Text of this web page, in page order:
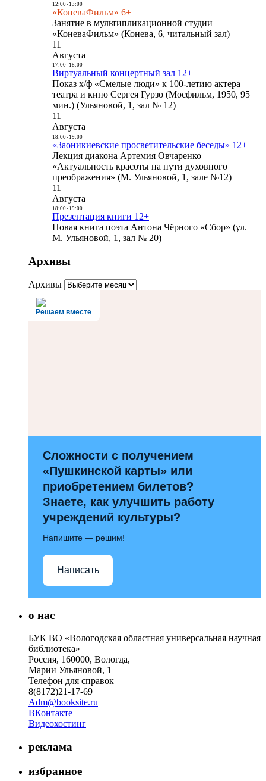
12:00- 13:00
«КоневаФильм» 6+
Занятие в мультипликационной студии
«КоневаФильм» (Конева, 6, читальный зал)
11
Августа
17:00- 18:00
Виртуальный концертный зал 12+
Показ х/ф «Смелые люди» к 100-летию актера
театра и кино Сергея Гурзо (Мосфильм, 1950, 95
мин.) (Ульяновой, 1, зал № 12)
11
Августа
18:00- 19:00
«Заоникиевские просветительские беседы» 12+
Лекция диакона Артемия Овчаренко
«Актуальность красоты на пути духовного
преображения» (М. Ульяновой, 1, зале №12)
11
Августа
18:00- 19:00
Презентация книги 12+
Новая книга поэта Антона Чёрного «Сбор» (ул.
М. Ульяновой, 1, зал № 20)
Архивы
Архивы
Решаем вместе
Сложности с получением
«Пушкинской карты» или
приобретением билетов?
Знаете, как улучшить работу
учреждений культуры?
Напишите — решим!
Написать
о нас
БУК ВО «Вологодская областная универсальная научная
библиотека»
Россия, 160000, Вологда,
Марии Ульяновой, 1
Телефон для справок –
8(8172)21-17-69
Adm@booksite.ru
ВКонтакте
Видеохостинг
реклама
избранное